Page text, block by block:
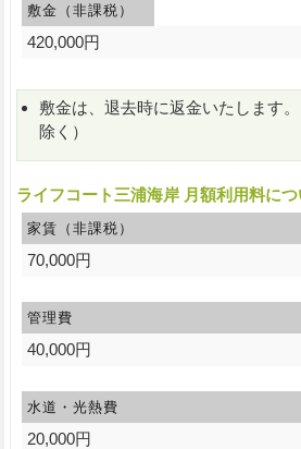
敷金（非課税）
420,000円
敷金は、退去時に返金いたします
除く）
ライフコート三浦海岸 月額利用料につ
家賃（非課税）
70,000円
管理費
40,000円
水道・光熱費
20,000円